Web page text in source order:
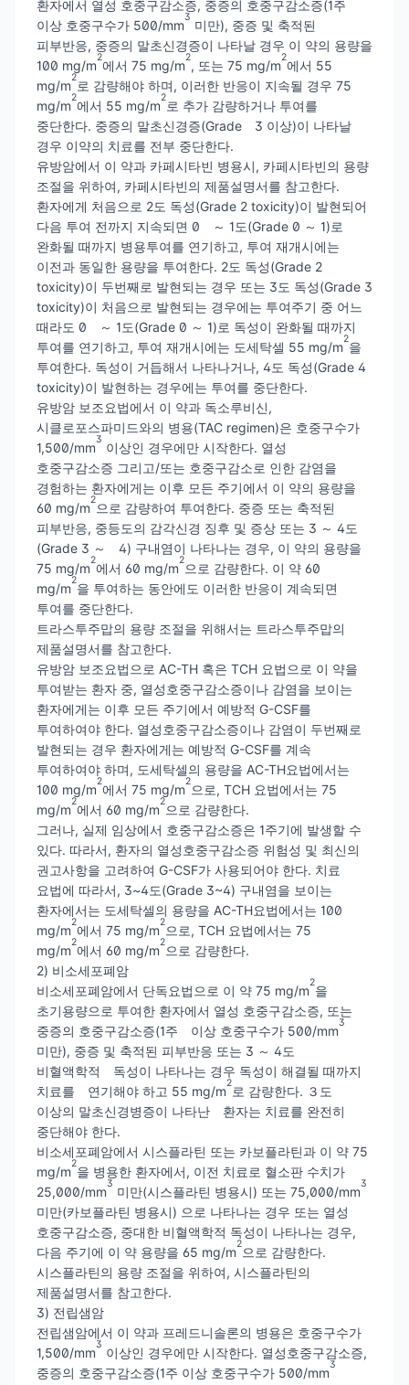
환자에서 열성 호중구감소증, 중증의 호중구감소증(1주
이상 호중구수가 500/mm
3
미만), 중증 및 축적된
피부반응, 중증의 말초신경증이 나타날 경우 이 약의 용량을
100 mg/m
2
에서 75 mg/m
2
, 또는 75 mg/m
2
에서 55
mg/m
2
로 감량해야 하며, 이러한 반응이 지속될 경우 75
mg/m
2
에서 55 mg/m
2
로 추가 감량하거나 투여를
중단한다. 중증의 말초신경증(Grade 3 이상)이 나타날
경우 이약의 치료를 전부 중단한다.
유방암에서 이 약과 카페시타빈 병용시, 카페시타빈의 용량
조절을 위하여, 카페시타빈의 제품설명서를 참고한다.
환자에게 처음으로 2도 독성(Grade 2 toxicity)이 발현되어
다음 투여 전까지 지속되면 0 ～ 1도(Grade 0 ～ 1)로
완화될 때까지 병용투여를 연기하고, 투여 재개시에는
이전과 동일한 용량을 투여한다. 2도 독성(Grade 2
toxicity)이 두번째로 발현되는 경우 또는 3도 독성(Grade 3
toxicity)이 처음으로 발현되는 경우에는 투여주기 중 어느
때라도 0 ～ 1도(Grade 0 ～ 1)로 독성이 완화될 때까지
투여를 연기하고, 투여 재개시에는 도세탁셀 55 mg/m
2
을
투여한다. 독성이 거듭해서 나타나거나, 4도 독성(Grade 4
toxicity)이 발현하는 경우에는 투여를 중단한다.
유방암 보조요법에서 이 약과 독소루비신,
시클로포스파미드와의 병용(TAC regimen)은 호중구수가
1,500/mm
3
이상인 경우에만 시작한다. 열성
호중구감소증 그리고/또는 호중구감소로 인한 감염을
경험하는 환자에게는 이후 모든 주기에서 이 약의 용량을
60 mg/m
2
으로 감량하여 투여한다. 중증 또는 축적된
피부반응, 중등도의 감각신경 징후 및 증상 또는 3 ～ 4도
(Grade 3 ～ 4) 구내염이 나타나는 경우, 이 약의 용량을
75 mg/m
2
에서 60 mg/m
2
으로 감량한다. 이 약 60
mg/m
2
을 투여하는 동안에도 이러한 반응이 계속되면
투여를 중단한다.
트라스투주맙의 용량 조절을 위해서는 트라스투주맙의
제품설명서를 참고한다.
유방암 보조요법으로 AC-TH 혹은 TCH 요법으로 이 약을
투여받는 환자 중, 열성호중구감소증이나 감염을 보이는
환자에게는 이후 모든 주기에서 예방적 G-CSF를
투여하여야 한다. 열성호중구감소증이나 감염이 두번째로
발현되는 경우 환자에게는 예방적 G-CSF를 계속
투여하여야 하며, 도세탁셀의 용량을 AC-TH요법에서는
100 mg/m
2
에서 75 mg/m
2
으로, TCH 요법에서는 75
mg/m
2
에서 60 mg/m
2
으로 감량한다.
그러나, 실제 임상에서 호중구감소증은 1주기에 발생할 수
있다. 따라서, 환자의 열성호중구감소증 위험성 및 최신의
권고사항을 고려하여 G-CSF가 사용되어야 한다. 치료
요법에 따라서, 3~4도(Grade 3~4) 구내염을 보이는
환자에서는 도세탁셀의 용량을 AC-TH요법에서는 100
mg/m
2
에서 75 mg/m
2
으로, TCH 요법에서는 75
mg/m
2
에서 60 mg/m
2
으로 감량한다.
2) 비소세포폐암
비소세포폐암에서 단독요법으로 이 약 75 mg/m
2
을
초기용량으로 투여한 환자에서 열성 호중구감소증, 또는
중증의 호중구감소증(1주 이상 호중구수가 500/mm
3
미만), 중증 및 축적된 피부반응 또는 3 ～ 4도
비혈액학적 독성이 나타나는 경우 독성이 해결될 때까지
치료를 연기해야 하고 55 mg/m
2
로 감량한다. ３도
이상의 말초신경병증이 나타난 환자는 치료를 완전히
중단해야 한다.
비소세포폐암에서 시스플라틴 또는 카보플라틴과 이 약 75
mg/m
2
을 병용한 환자에서, 이전 치료로 혈소판 수치가
25,000/mm
3
미만(시스플라틴 병용시) 또는 75,000/mm
3
미만(카보플라틴 병용시) 으로 나타나는 경우 또는 열성
호중구감소증, 중대한 비혈액학적 독성이 나타나는 경우,
다음 주기에 이 약 용량을 65 mg/m
2
으로 감량한다.
시스플라틴의 용량 조절을 위하여, 시스플라틴의
제품설명서를 참고한다.
3) 전립샘암
전립샘암에서 이 약과 프레드니솔론의 병용은 호중구수가
1,500/mm
3
이상인 경우에만 시작한다. 열성호중구감소증,
중증의 호중구감소증(1주 이상 호중구수가 500/mm
3